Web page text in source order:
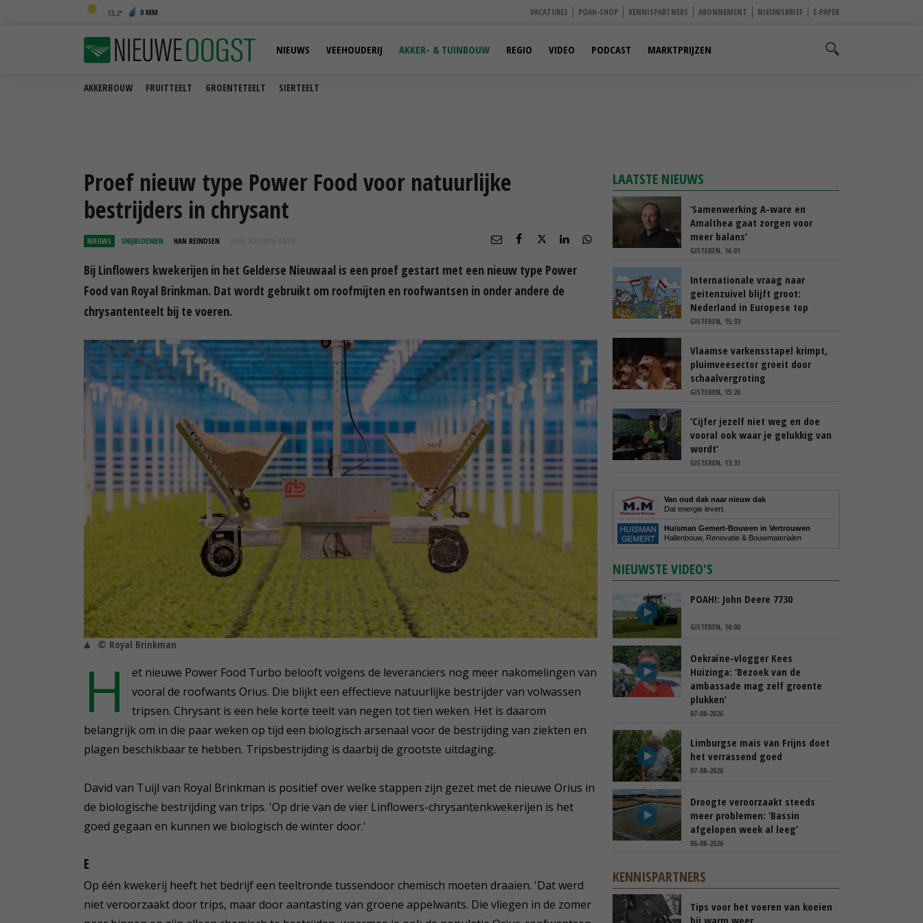
13,2 0 MM VACATURES POAH-SHOP KENNISPARTNERS ABONNEMENT NIEUWSBRIEF E-PAPER
AKKERBOUW FRUITTEELT GROENTETEELT SIERTEELT
NIEUWS VEEHOUDERIJ AKKER- & TUINBOUW REGIO VIDEO PODCAST MARKTPRIJZEN
Proef nieuw type Power Food voor natuurlijke
bestrijders in chrysant
NIEUWS SNIJBLOEMEN HAN REINDSEN 24 DEC 2021 OM 05:44
Bij Linflowers kwekerijen in het Gelderse Nieuwaal is een proef gestart met een nieuw type Power
Food van Royal Brinkman. Dat wordt gebruikt om roofmijten en roofwantsen in onder andere de
chrysantenteelt bij te voeren.
© Royal Brinkman
H
et nieuwe Power Food Turbo belooft volgens de leveranciers nog meer nakomelingen van
vooral de roofwants Orius. Die blijkt een effectieve natuurlijke bestrijder van volwassen
tripsen. Chrysant is een hele korte teelt van negen tot tien weken. Het is daarom
belangrijk om in die paar weken op tijd een biologisch arsenaal voor de bestrijding van ziekten en
plagen beschikbaar te hebben. Tripsbestrijding is daarbij de grootste uitdaging.
David van Tuijl van Royal Brinkman is positief over welke stappen zijn gezet met de nieuwe Orius in
de biologische bestrijding van trips. 'Op drie van de vier Linflowers-chrysantenkwekerijen is het
goed gegaan en kunnen we biologisch de winter door.'
E
Op één kwekerij heeft het bedrijf een teeltronde tussendoor chemisch moeten draaien. 'Dat werd
niet veroorzaakt door trips, maar door aantasting van groene appelwants. Die vliegen in de zomer
LAATSTE NIEUWS
‘Samenwerking A-ware en
Amalthea gaat zorgen voor
meer balans’
GISTEREN, 16:01
Internationale vraag naar
geitenzuivel blijft groot:
Nederland in Europese top
GISTEREN, 15:33
Vlaamse varkensstapel krimpt,
pluimveesector groeit door
schaalvergroting
GISTEREN, 15:20
‘Cijfer jezelf niet weg en doe
vooral ook waar je gelukkig van
wordt’
GISTEREN, 13:31
Van oud dak naar nieuw dak
Dat energie levert.
Huisman Gemert-Bouwen in Vertrouwen
Hallenbouw, Renovatie & Bouwmaterialen
NIEUWSTE VIDEO'S
POAH!: John Deere 7730
GISTEREN, 10:00
Oekraïne-vlogger Kees
Huizinga: ‘Bezoek van de
ambassade mag zelf groente
plukken’
07-08-2026
Limburgse mais van Frijns doet
het verrassend goed
07-08-2026
Droogte veroorzaakt steeds
meer problemen: ‘Bassin
afgelopen week al leeg’
06-08-2026
KENNISPARTNERS
Tips voor het voeren van koeien
bij warm weer